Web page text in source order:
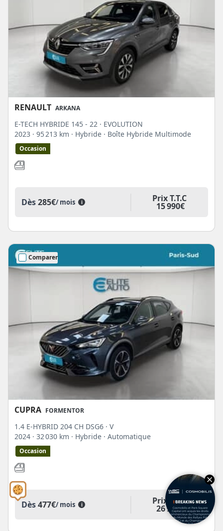
RENAULT ARKANA
E-TECH HYBRIDE 145 - 22 · EVOLUTION
2023 · 95 213 km · Hybride · Boîte Hybride Multimode
Occasion
Dès285€/ mois i Prix T.T.C
15 990€
Comparer
CUPRA FORMENTOR
1.4 E-HYBRID 204 CH DSG6 · V
2024 · 32 030 km · Hybride · Automatique
Occasion
Dès477€/ mois i Prix T.T.C
26 990€